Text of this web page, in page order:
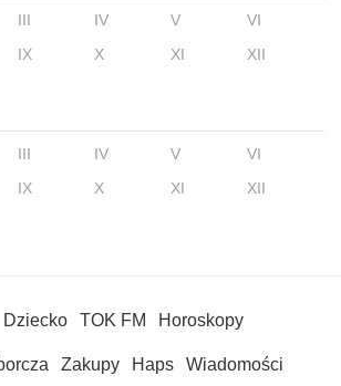
III IV V
VI
IX X XI XII
III IV V
VI
IX X XI XII
Dziecko TOK FM Horoskopy
Zakupy Haps Wiadomości